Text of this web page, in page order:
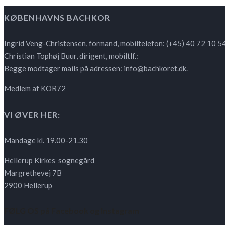
KØBENHAVNS BACHKOR
Ingrid Veng-Christensen, formand, mobiltelefon: (+45) 40 72 10
Christian Tophøj Buur, dirigent, mobiltlf.:
Begge modtager mails på adressen: info@bachkoret.dk.
Medlem af KOR72
VI ØVER HER:
Mandage kl. 19.00-21.30
Hellerup Kirkes sognegård
Margrethevej 7B
2900 Hellerup